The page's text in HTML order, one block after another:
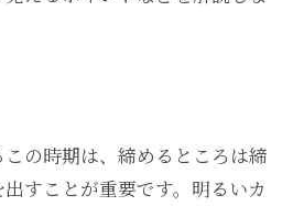
の時期は、締めるところは締
すことが重要です。明るいカ